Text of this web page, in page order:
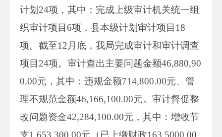
计划24项，其中：完成上级审计机关统一组
织审计项目6项，县本级计划审计项目18
项。截至12月底，我局完成审计和审计调查
项目24项。审计查出主要问题金额46,880,90
0.00元，其中：违规金额714,800.00元、管
理不规范金额46,166,100.00元。审计督促整
改问题资金42,284,100.00元，其中：增收节
支1,653,300.00元（已上缴财政163,5000.00